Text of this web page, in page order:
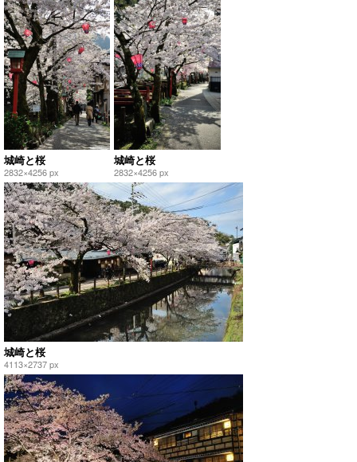
城崎と桜
2832×4256 px
城崎と桜
2832×4256 px
城崎と桜
4113×2737 px